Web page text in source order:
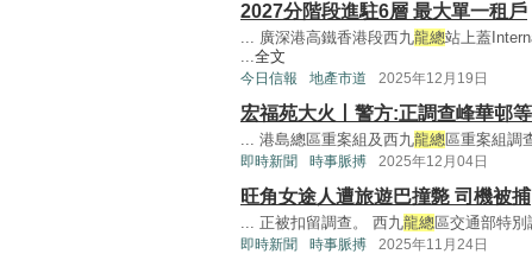
2027分階段進駐6層 最大單一租戶
... 廣深港高鐵香港段西九龍總站上蓋
...全文
今日信報 地產市道 2025年12月19日
宏福苑大火丨警方:正調查峰華邨
... 港島總區重案組及西九龍總區重案組調
即時新聞 時事脈搏 2025年12月04日
旺角女途人遭旅遊巴撞斃 司機被捕
... 正被扣留調查。 西九龍總區交通部特
即時新聞 時事脈搏 2025年11月24日